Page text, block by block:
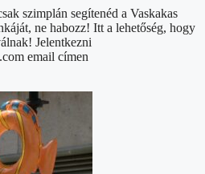
szimplán segítenéd a Vaskakas
ne habozz! Itt a lehetőség, hogy
Jelentkezni
email címen